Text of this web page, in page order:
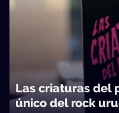
Las criaturas del
único del rock